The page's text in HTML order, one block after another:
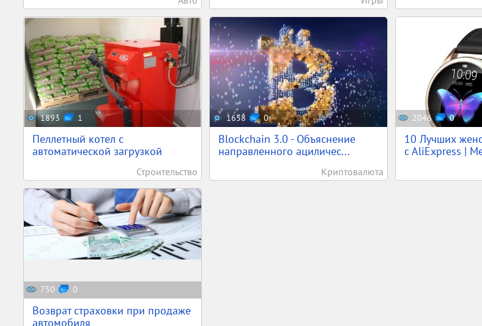
1893 1
Пеллетный котел с
автоматической загрузкой
Строительство
1658 0
Blockchain 3.0 - Объяснение
направленного ациличес...
Криптовалюта
2046 0
10 Лучших
c AliExpress |
750 0
Возврат страховки при продаже
автомобиля